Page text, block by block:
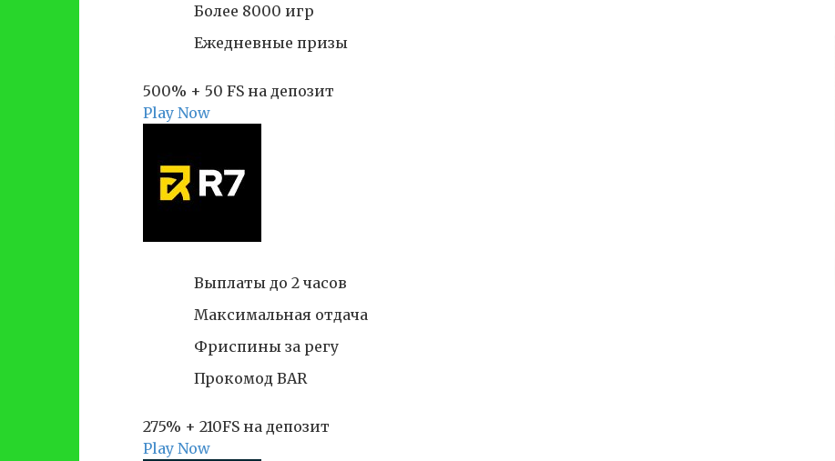
Более 8000 игр
Ежедневные призы
500% + 50 FS на депозит
Play Now
Выплаты до 2 часов
Максимальная отдача
Фриспины за регу
Прокомод BAR
275% + 210FS на депозит
Play Now